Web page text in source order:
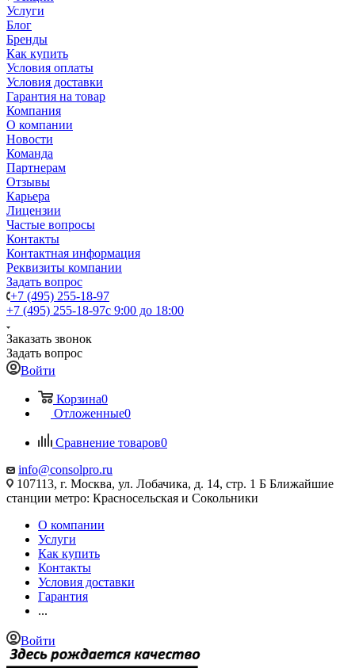
Услуги
Блог
Бренды
Как купить
Условия оплаты
Условия доставки
Гарантия на товар
Компания
О компании
Новости
Команда
Партнерам
Отзывы
Карьера
Лицензии
Частые вопросы
Контакты
Контактная информация
Реквизиты компании
Задать вопрос
+7 (495) 255-18-97
+7 (495) 255-18-97с 9:00 до 18:00
Заказать звонок
Задать вопрос
Войти
Корзина0
Отложенные0
Сравнение товаров0
info@consolpro.ru
107113, г. Москва, ул. Лобачика, д. 14, стр. 1 Б Ближайшие
станции метро: Красносельская и Сокольники
О компании
Услуги
Как купить
Контакты
Условия доставки
Гарантия
...
Войти